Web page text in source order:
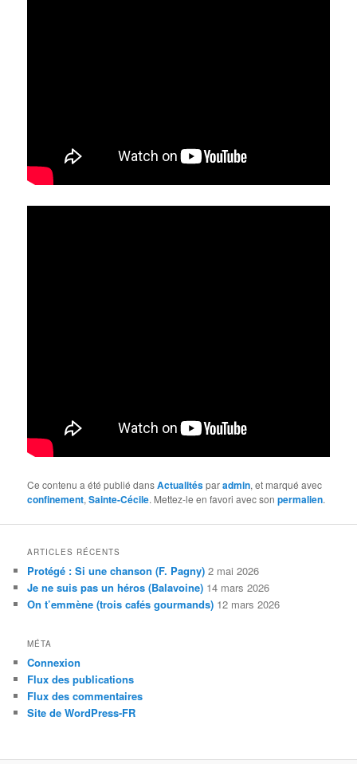
Ce contenu a été publié dansActualitésparadmin, et marqué avec
confinement,Sainte-Cécile. Mettez-le en favori avec sonpermalien.
ARTICLES RÉCENTS
Protégé : Si une chanson (F. Pagny) 2 mai 2026
Je ne suis pas un héros (Balavoine) 14 mars 2026
On t’emmène (trois cafés gourmands) 12 mars 2026
MÉTA
Connexion
Flux des publications
Flux des commentaires
Site de WordPress-FR